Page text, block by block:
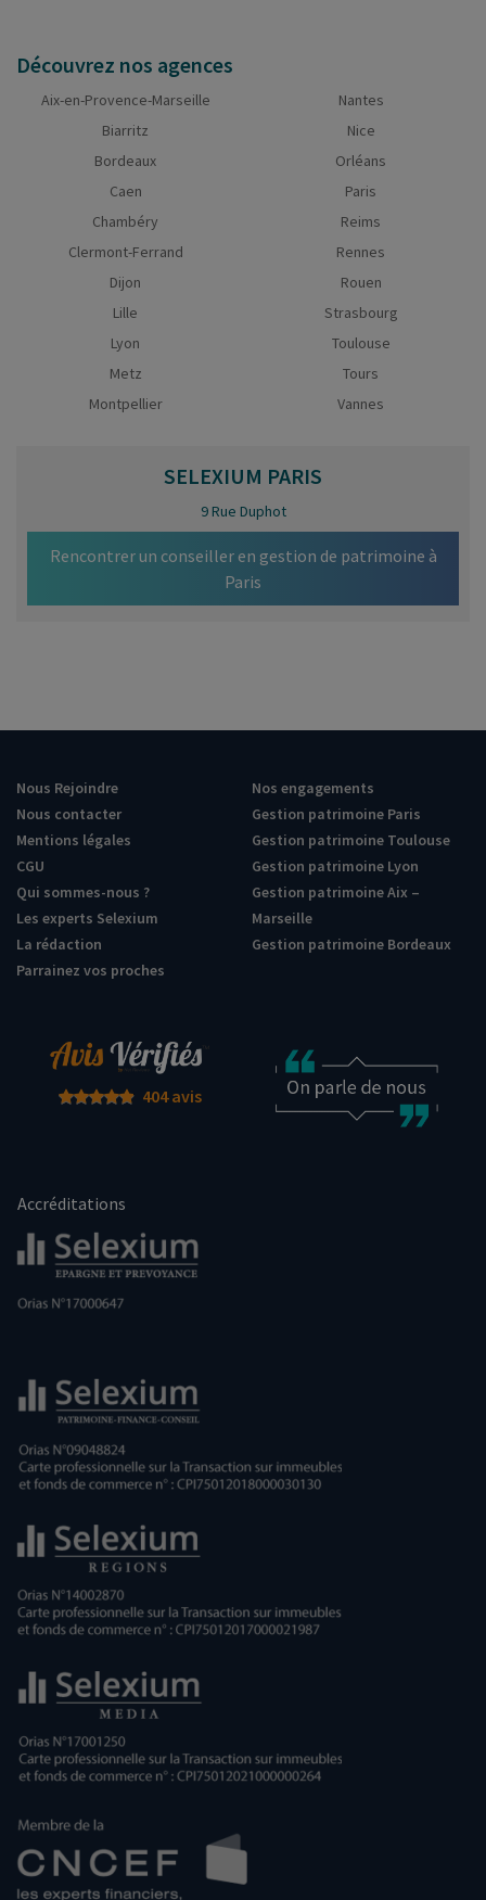
Découvrez nos agences
Aix-en-Provence-Marseille
Biarritz
Bordeaux
Caen
Chambéry
Clermont-Ferrand
Dijon
Lille
Lyon
Metz
Montpellier
Nantes
Nice
Orléans
Paris
Reims
Rennes
Rouen
Strasbourg
Toulouse
Tours
Vannes
SELEXIUM PARIS
9 Rue Duphot
Rencontrer un conseiller en gestion de patrimoine à
Paris
Nous Rejoindre
Nous contacter
Mentions légales
CGU
Qui sommes-nous ?
Les experts Selexium
La rédaction
Parrainez vos proches
Nos engagements
Gestion patrimoine Paris
Gestion patrimoine Toulouse
Gestion patrimoine Lyon
Gestion patrimoine Aix –
Marseille
Gestion patrimoine Bordeaux
404 avis
Accréditations